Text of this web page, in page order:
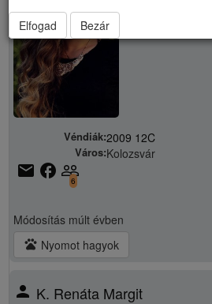
Véndiák:2009 12C
Város:Kolozsvár
email facebook people_outline
6
Módosítás múlt évben
pets Nyomot hagyok
person K. Renáta Margit
Elfogad Bezár